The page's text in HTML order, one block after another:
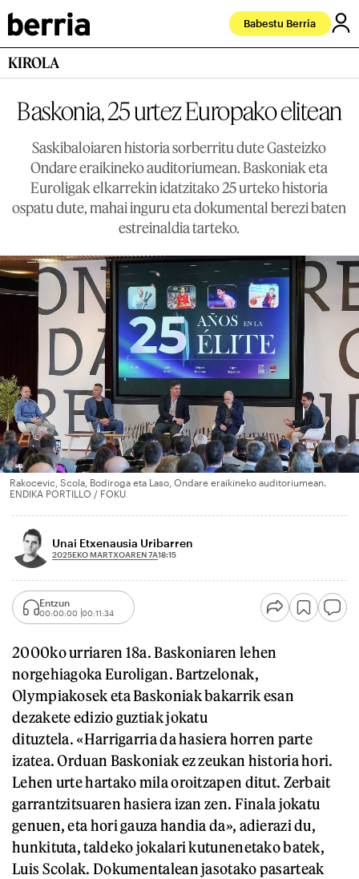
Babestu Berria
KIROLA
Baskonia, 25 urtez Europako elitean
Saskibaloiaren historia sorberritu dute Gasteizko
Ondare eraikineko auditoriumean. Baskoniak eta
Euroligak elkarrekin idatzitako 25 urteko historia
ospatu dute, mahai inguru eta dokumental berezi baten
estreinaldia tarteko.
Rakocevic, Scola, Bodiroga eta Laso, Ondare eraikineko auditoriumean.
ENDIKA PORTILLO / FOKU
Unai Etxenausia Uribarren
2025EKO MARTXOAREN 7A18:15
Entzun
00:00:00 00:11:34
2000ko urriaren 18a. Baskoniaren lehen
norgehiagoka Euroligan. Bartzelonak,
Olympiakosek eta Baskoniak bakarrik esan
dezakete edizio guztiak jokatu
dituztela. «Harrigarria da hasiera horren parte
izatea. Orduan Baskoniak ez zeukan historia hori.
Lehen urte hartako mila oroitzapen ditut. Zerbait
garrantzitsuaren hasiera izan zen. Finala jokatu
genuen, eta hori gauza handia da», adierazi du,
hunkituta, taldeko jokalari kutunenetako batek,
Luis Scolak. Dokumentalean jasotako pasarteak